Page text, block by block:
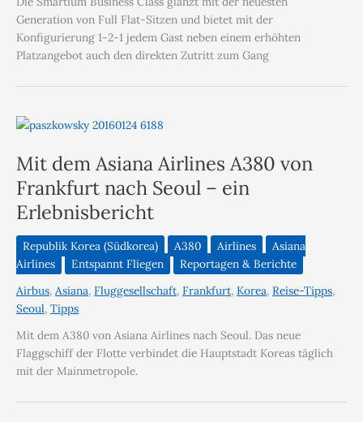
Generation von Full Flat-Sitzen und bietet mit der
Konfigurierung 1-2-1 jedem Gast neben einem erhöhten
Platzangebot auch den direkten Zutritt zum Gang
Mit dem Asiana Airlines A380 von
Frankfurt nach Seoul – ein
Erlebnisbericht
Republik Korea (Südkorea) A380 Airlines
Asiana
Airlines
Entspannt Fliegen
Reportagen & Berichte
Airbus, Asiana, Fluggesellschaft, Frankfurt, Korea, Reise-Tipps,
Seoul, Tipps
Mit dem A380 von Asiana Airlines nach Seoul. Das neue
Flaggschiff der Flotte verbindet die Hauptstadt Koreas täglich
mit der Mainmetropole.